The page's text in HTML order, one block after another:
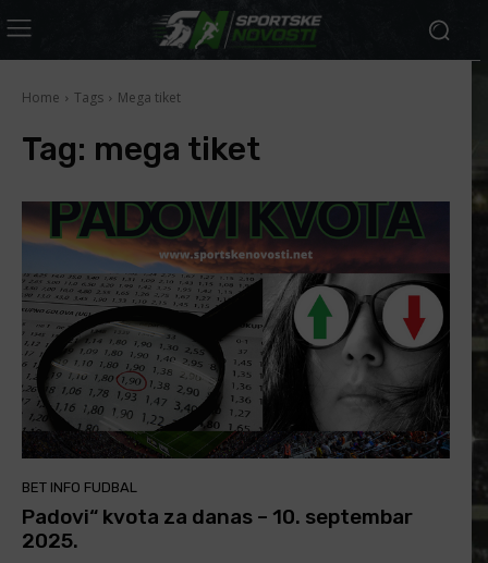
Home Tags Mega tiket
Tag: mega tiket
BET INFO FUDBAL
Padovi“ kvota za danas – 10. septembar
2025.